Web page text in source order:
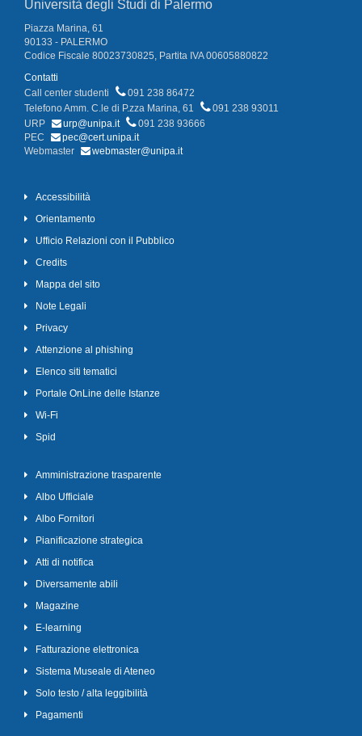
Università degli Studi di Palermo
Piazza Marina, 61
90133 - PALERMO
Codice Fiscale 80023730825, Partita IVA 00605880822
Contatti
Call center studenti
091 238 86472
Telefono Amm. C.le di P.zza Marina, 61
091 238 93011
URP
urp@unipa.it
091 238 93666
PEC
pec@cert.unipa.it
Webmaster
webmaster@unipa.it
Accessibilità
Orientamento
Ufficio Relazioni con il Pubblico
Credits
Mappa del sito
Note Legali
Privacy
Attenzione al phishing
Elenco siti tematici
Portale OnLine delle Istanze
Wi-Fi
Spid
Amministrazione trasparente
Albo Ufficiale
Albo Fornitori
Pianificazione strategica
Atti di notifica
Diversamente abili
Magazine
E-learning
Fatturazione elettronica
Sistema Museale di Ateneo
Solo testo / alta leggibilità
Pagamenti